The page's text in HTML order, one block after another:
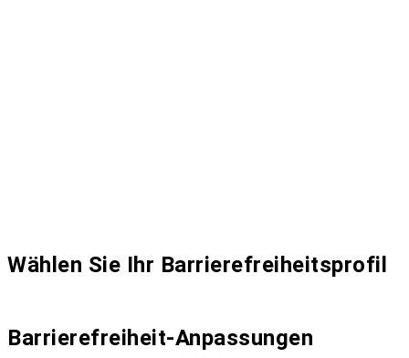
Barrierefreiheit-Anpassungen
Wählen Sie Ihr Barrierefreiheitsprofil